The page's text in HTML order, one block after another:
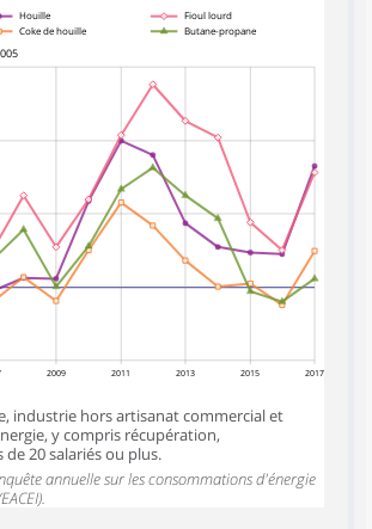
2009 2011 2013 2015 2017
Houille Fioul lourd
Coke de houille Butane-propane
industrie hors artisanat commercial et
y compris récupération,
20 salariés ou plus.
annuelle sur les consommations d'énergie